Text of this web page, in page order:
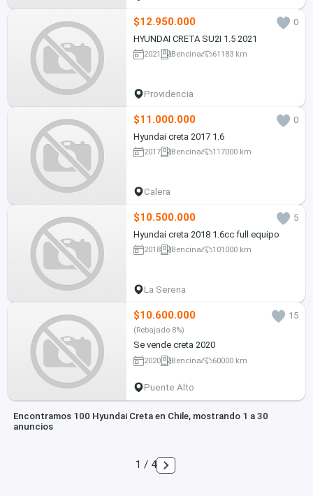
$12.950.000
0
HYUNDAI CRETA SU2I 1.5 2021
2021 Bencina 61183 km
Providencia
$11.000.000
0
Hyundai creta 2017 1.6
2017 Bencina 117000 km
Calera
$10.500.000
5
Hyundai creta 2018 1.6cc full equipo
2018 Bencina 101000 km
La Serena
$10.600.000 15
(Rebajado 8%)
Se vende creta 2020
2020 Bencina 60000 km
Puente Alto
Encontramos 100 Hyundai Creta en Chile, mostrando 1 a 30
anuncios
1 / 4